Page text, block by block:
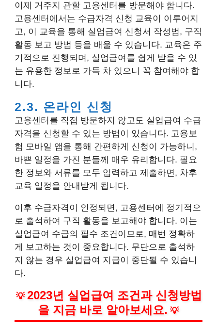
이제 거주지 관할 고용센터를 방문해야 합니다.
고용센터에서는 수급자격 신청 교육이 이루어지
고, 이 교육을 통해 실업급여 신청서 작성법, 구직
활동 보고 방법 등을 배울 수 있습니다. 교육은 주
기적으로 진행되며, 실업급여를 쉽게 받을 수 있
는 유용한 정보로 가득 차 있으니 꼭 참여해야 합
니다.
2.3. 온라인 신청
고용센터를 직접 방문하지 않고도 실업급여 수급
자격을 신청할 수 있는 방법이 있습니다. 고용보
험 모바일 앱을 통해 간편하게 신청이 가능하니,
바쁜 일정을 가진 분들께 매우 유리합니다. 필요
한 정보와 서류를 모두 입력하고 제출하면, 차후
교육 일정을 안내받게 됩니다.
이후 수급자격이 인정되면, 고용센터에 정기적으
로 출석하여 구직 활동을 보고해야 합니다. 이는
실업급여 수급의 필수 조건이므로, 매번 정확하
게 보고하는 것이 중요합니다. 무단으로 출석하
지 않는 경우 실업급여 지급이 중단될 수 있습니
다.
💡 2023년 실업급여 조건과 신청방법
을 지금 바로 알아보세요. 💡